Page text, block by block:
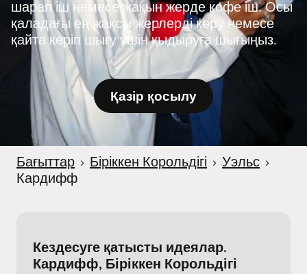
шарап іш немесе жақын жерде кофе іш. Осы
қаладағы ең жақсы жерлерді көру немесе
қайта көріп шығу үшін қыдыруға шығыңыз.
Қазір қосылу
Бағыттар › Біріккен Корольдігі › Уэльс ›
Кардифф
Кездесуге қатысты идеялар.
Кардифф, Біріккен Корольдігі